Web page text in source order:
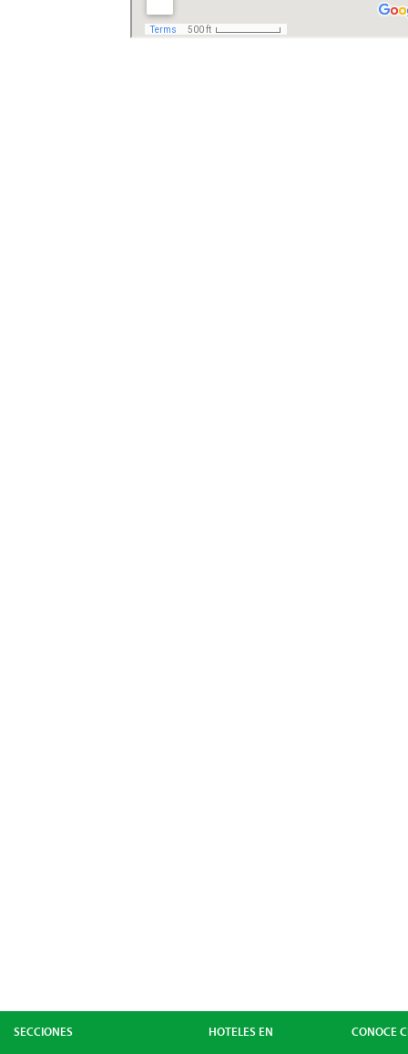
SECCIONES HOTELES EN CONOCE